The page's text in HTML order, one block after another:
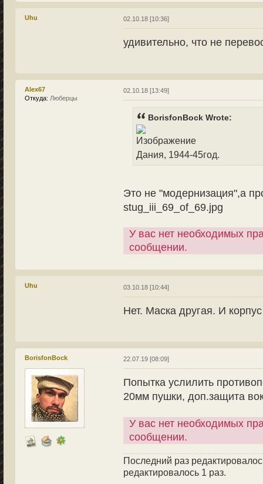
Uhu 02.10.18 [10:36]
удивительно, что не
Alex67
Откуда: Люберцы
02.10.18 [13:49]
BorisfonBock Wrote:
Дания, 1944-45год.
Это не "модернизация",а
stug_iii_69_of_69.jpg
У вас нет необходимых
сообщении.
Uhu 03.10.18 [10:44]
Нет. Маска другая. И
BorisfonBock 22.07.19 [08:09]
Попытка услилить
20мм пушки, доп.защита
У вас нет необходимых
сообщении.
Последний раз
редактировалось 1 раз.